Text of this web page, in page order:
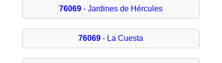
76069 - Jardines de Hércules
76069 - La Cuesta